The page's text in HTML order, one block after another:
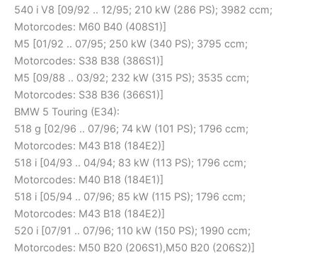
540 i V8 [09/92 .. 12/95; 210 kW (286 PS); 3982 ccm;
Motorcodes: M60 B40 (408S1)]
M5 [01/92 .. 07/95; 250 kW (340 PS); 3795 ccm;
Motorcodes: S38 B38 (386S1)]
M5 [09/88 .. 03/92; 232 kW (315 PS); 3535 ccm;
Motorcodes: S38 B36 (366S1)]
BMW 5 Touring (E34):
518 g [02/96 .. 07/96; 74 kW (101 PS); 1796 ccm;
Motorcodes: M43 B18 (184E2)]
518 i [04/93 .. 04/94; 83 kW (113 PS); 1796 ccm;
Motorcodes: M40 B18 (184E1)]
518 i [05/94 .. 07/96; 85 kW (115 PS); 1796 ccm;
Motorcodes: M43 B18 (184E2)]
520 i [07/91 .. 07/96; 110 kW (150 PS); 1990 ccm;
Motorcodes: M50 B20 (206S1),M50 B20 (206S2)]